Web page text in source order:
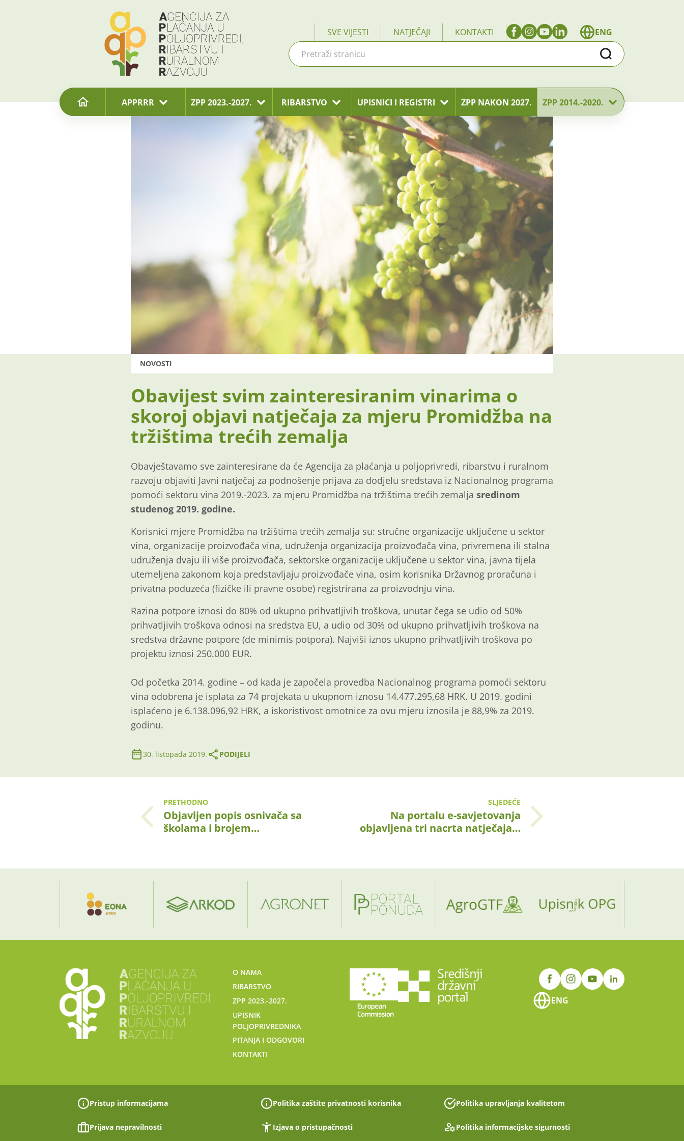
SVE VIJESTI NATJEČAJI KONTAKTI
ENG
Traži
APPRRR ZPP 2023.-2027. RIBARSTVO UPISNICI I REGISTRI ZPP NAKON 2027. ZPP 2014.-2020.
NOVOSTI
Obavijest svim zainteresiranim vinarima o
skoroj objavi natječaja za mjeru Promidžba na
tržištima trećih zemalja
Obavještavamo sve zainteresirane da će Agencija za plaćanja u poljoprivredi, ribarstvu i ruralnom
razvoju objaviti Javni natječaj za podnošenje prijava za dodjelu sredstava iz Nacionalnog programa
pomoći sektoru vina 2019.-2023. za mjeru Promidžba na tržištima trećih zemalja sredinom
studenog 2019. godine.
Korisnici mjere Promidžba na tržištima trećih zemalja su: stručne organizacije uključene u sektor
vina, organizacije proizvođača vina, udruženja organizacija proizvođača vina, privremena ili stalna
udruženja dvaju ili više proizvođača, sektorske organizacije uključene u sektor vina, javna tijela
utemeljena zakonom koja predstavljaju proizvođače vina, osim korisnika Državnog proračuna i
privatna poduzeća (fizičke ili pravne osobe) registrirana za proizvodnju vina.
Razina potpore iznosi do 80% od ukupno prihvatljivih troškova, unutar čega se udio od 50%
prihvatljivih troškova odnosi na sredstva EU, a udio od 30% od ukupno prihvatljivih troškova na
sredstva državne potpore (de minimis potpora). Najviši iznos ukupno prihvatljivih troškova po
projektu iznosi 250.000 EUR.
Od početka 2014. godine – od kada je započela provedba Nacionalnog programa pomoći sektoru
vina odobrena je isplata za 74 projekata u ukupnom iznosu 14.477.295,68 HRK. U 2019. godini
isplaćeno je 6.138.096,92 HRK, a iskoristivost omotnice za ovu mjeru iznosila je 88,9% za 2019.
godinu.
30. listopada 2019. PODIJELI
PRETHODNO
Objavljen popis osnivača sa
školama i brojem…
SLJEDEĆE
Na portalu e-savjetovanja
objavljena tri nacrta natječaja…
O NAMA
RIBARSTVO
ZPP 2023.-2027.
UPISNIK
POLJOPRIVREDNIKA
PITANJA I ODGOVORI
KONTAKTI
ENG
Pristup informacijama Politika zaštite privatnosti korisnika Politika upravljanja kvalitetom
Prijava nepravilnosti Izjava o pristupačnosti Politika informacijske sigurnosti